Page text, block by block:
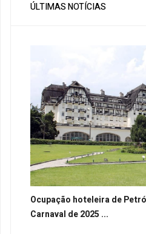
ÚLTIMAS NOTÍCIAS
Ocupação hoteleira de
Carnaval de 2025 ...